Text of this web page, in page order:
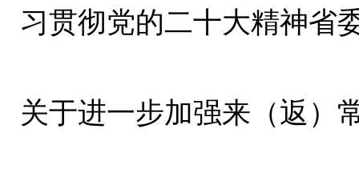
习贯彻党的二十大精神省
关于进一步加强来（返）